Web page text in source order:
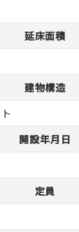
延床面積
建物構造
開設年月日
定員